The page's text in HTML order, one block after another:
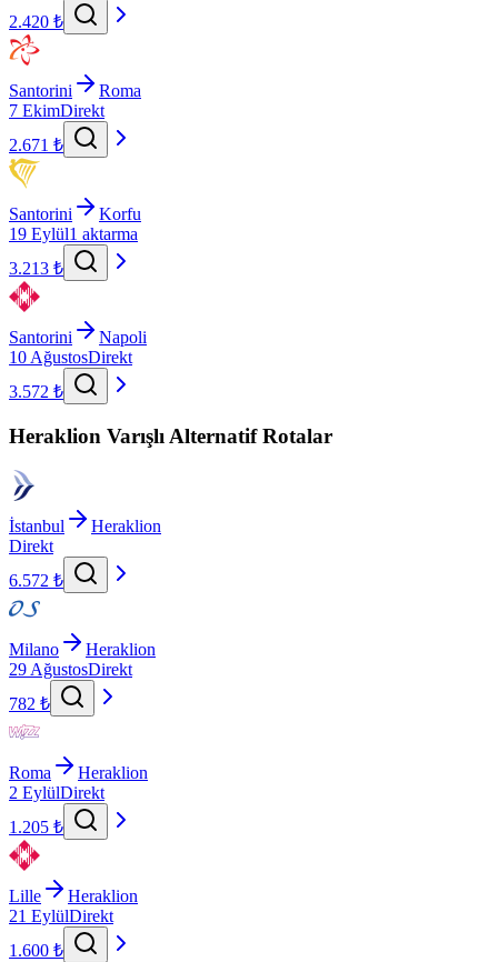
2.420 ₺
Santorini
Roma
7 EkimDirekt
2.671 ₺
Santorini
Korfu
19 Eylül1 aktarma
3.213 ₺
Santorini
Napoli
10 AğustosDirekt
3.572 ₺
Heraklion Varışlı Alternatif Rotalar
İstanbul
Heraklion
Direkt
6.572 ₺
Milano
Heraklion
29 AğustosDirekt
782 ₺
Roma
Heraklion
2 EylülDirekt
1.205 ₺
Lille
Heraklion
21 EylülDirekt
1.600 ₺